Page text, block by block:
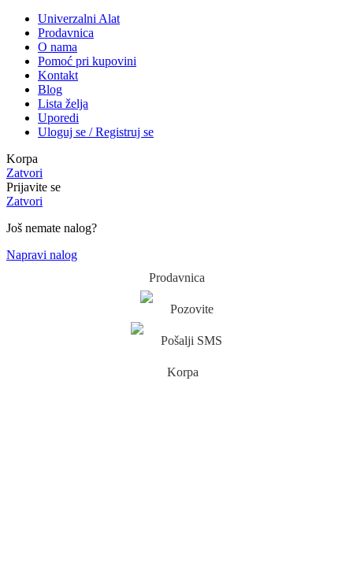
Univerzalni Alat
Prodavnica
O nama
Pomoć pri kupovini
Kontakt
Blog
Lista želja
Uporedi
Uloguj se / Registruj se
Korpa
Zatvori
Prijavite se
Zatvori
Još nemate nalog?
Napravi nalog
Prodavnica
Pozovite
Pošalji SMS
Korpa